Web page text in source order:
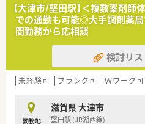
【大津市/堅田駅】＜複数薬剤師
での通勤も可能◎大手調剤薬
間勤務から応相談
検討リ
未経験可 ブランク可 Ｗワーク可
勤務地
滋賀県 大津市
堅田駅 (JR湖西線)